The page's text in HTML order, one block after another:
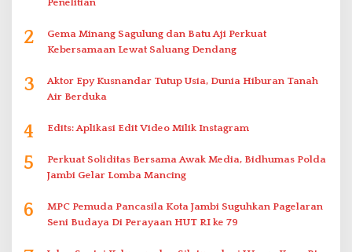
Penelitian
2
Gema Minang Sagulung dan Batu Aji Perkuat
Kebersamaan Lewat Saluang Dendang
3
Aktor Epy Kusnandar Tutup Usia, Dunia Hiburan Tanah
Air Berduka
4 Edits: Aplikasi Edit Video Milik Instagram
5
Perkuat Soliditas Bersama Awak Media, Bidhumas Polda
Jambi Gelar Lomba Mancing
6
MPC Pemuda Pancasila Kota Jambi Suguhkan Pagelaran
Seni Budaya Di Perayaan HUT RI ke 79